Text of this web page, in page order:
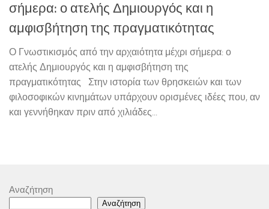
σήμερα: ο ατελής Δημιουργός και η
αμφισβήτηση της πραγματικότητας
Ο Γνωστικισμός από την αρχαιότητα μέχρι σήμερα: ο
ατελής Δημιουργός και η αμφισβήτηση της
πραγματικότητας Στην ιστορία των θρησκειών και των
φιλοσοφικών κινημάτων υπάρχουν ορισμένες ιδέες που, αν
και γεννήθηκαν πριν από χιλιάδες...
Αναζήτηση
Αναζήτηση